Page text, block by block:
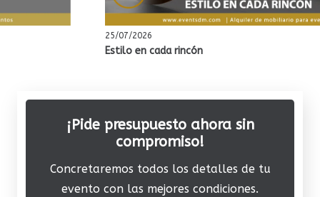
Estilo en cada rincón
¡Pide presupuesto ahora sin
compromiso!
Concretaremos todos los detalles de tu
evento con las mejores condiciones.